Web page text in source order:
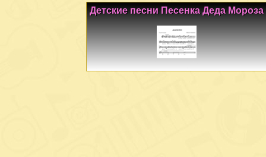
Детские песни Песенка Деда Мороза